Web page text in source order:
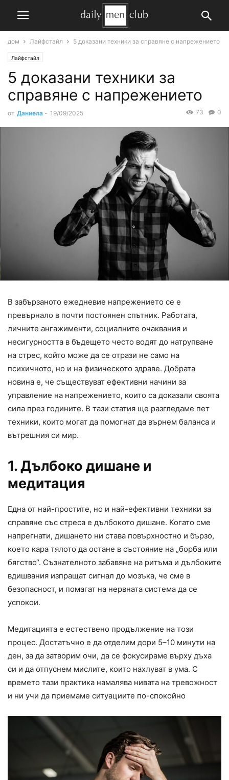
дом Лайфстайл 5 доказани техники за справяне с напрежението
Лайфстайл
5 доказани техники за
справяне с напрежението
от Даниела - 19/09/2025 0
73
В забързаното ежедневие напрежението се е
превърнало в почти постоянен спътник. Работата,
личните ангажименти, социалните очаквания и
несигурността в бъдещето често водят до натрупване
на стрес, който може да се отрази не само на
психичното, но и на физическото здраве. Добрата
новина е, че съществуват ефективни начини за
управление на напрежението, които са доказали своята
сила през годините. В тази статия ще разгледаме пет
техники, които могат да помогнат да върнем баланса и
вътрешния си мир.
1. Дълбоко дишане и
медитация
Една от най-простите, но и най-ефективни техники за
справяне със стреса е дълбокото дишане. Когато сме
напрегнати, дишането ни става повърхностно и бързо,
което кара тялото да остане в състояние на „борба или
бягство“. Съзнателното забавяне на ритъма и дълбоките
вдишвания изпращат сигнал до мозъка, че сме в
безопасност, и помагат на нервната система да се
успокои.
Медитацията е естествено продължение на този
процес. Достатъчно е да отделим дори 5–10 минути на
ден, за да затворим очи, да се фокусираме върху дъха
си и да отпуснем мислите, които нахлуват в ума. С
времето тази практика намалява нивата на тревожност
и ни учи да приемаме ситуациите по-спокойно